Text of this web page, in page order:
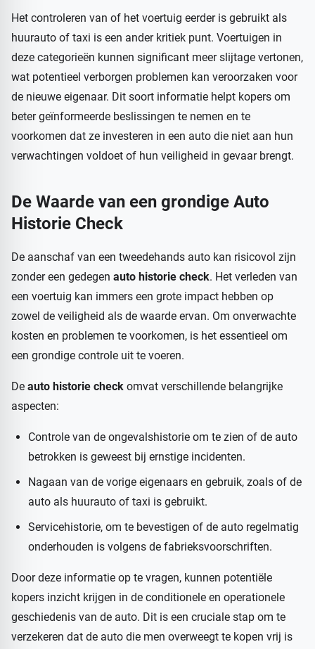
Het controleren van of het voertuig eerder is gebruikt als
huurauto of taxi is een ander kritiek punt. Voertuigen in
deze categorieën kunnen significant meer slijtage vertonen,
wat potentieel verborgen problemen kan veroorzaken voor
de nieuwe eigenaar. Dit soort informatie helpt kopers om
beter geïnformeerde beslissingen te nemen en te
voorkomen dat ze investeren in een auto die niet aan hun
verwachtingen voldoet of hun veiligheid in gevaar brengt.
De Waarde van een grondige Auto
Historie Check
De aanschaf van een tweedehands auto kan risicovol zijn
zonder een gedegen auto historie check. Het verleden van
een voertuig kan immers een grote impact hebben op
zowel de veiligheid als de waarde ervan. Om onverwachte
kosten en problemen te voorkomen, is het essentieel om
een grondige controle uit te voeren.
De auto historie check omvat verschillende belangrijke
aspecten:
Controle van de ongevalshistorie om te zien of de auto
betrokken is geweest bij ernstige incidenten.
Nagaan van de vorige eigenaars en gebruik, zoals of de
auto als huurauto of taxi is gebruikt.
Servicehistorie, om te bevestigen of de auto regelmatig
onderhouden is volgens de fabrieksvoorschriften.
Door deze informatie op te vragen, kunnen potentiële
kopers inzicht krijgen in de conditionele en operationele
geschiedenis van de auto. Dit is een cruciale stap om te
verzekeren dat de auto die men overweegt te kopen vrij is